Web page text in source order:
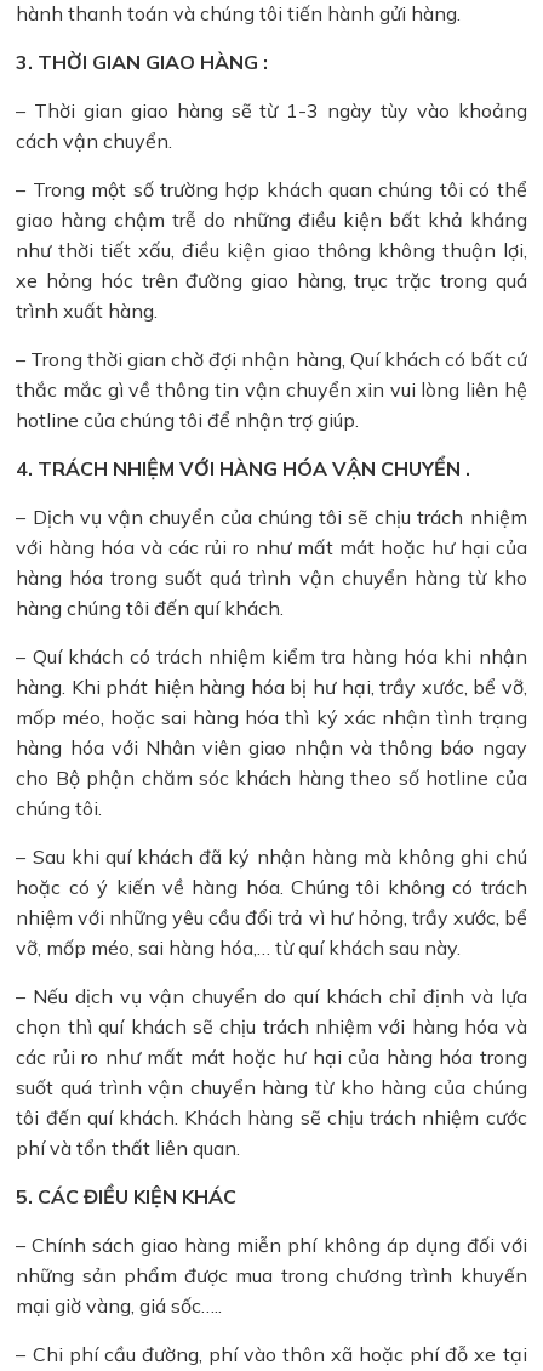
hành thanh toán và chúng tôi tiến hành gửi hàng.
3. THỜI GIAN GIAO HÀNG :
– Thời gian giao hàng sẽ từ 1-3 ngày tùy vào khoảng
cách vận chuyển.
– Trong một số trường hợp khách quan chúng tôi có thể
giao hàng chậm trễ do những điều kiện bất khả kháng
như thời tiết xấu, điều kiện giao thông không thuận lợi,
xe hỏng hóc trên đường giao hàng, trục trặc trong quá
trình xuất hàng.
– Trong thời gian chờ đợi nhận hàng, Quí khách có bất cứ
thắc mắc gì về thông tin vận chuyển xin vui lòng liên hệ
hotline của chúng tôi để nhận trợ giúp.
4. TRÁCH NHIỆM VỚI HÀNG HÓA VẬN CHUYỂN .
– Dịch vụ vận chuyển của chúng tôi sẽ chịu trách nhiệm
với hàng hóa và các rủi ro như mất mát hoặc hư hại của
hàng hóa trong suốt quá trình vận chuyển hàng từ kho
hàng chúng tôi đến quí khách.
– Quí khách có trách nhiệm kiểm tra hàng hóa khi nhận
hàng. Khi phát hiện hàng hóa bị hư hại, trầy xước, bể vỡ,
mốp méo, hoặc sai hàng hóa thì ký xác nhận tình trạng
hàng hóa với Nhân viên giao nhận và thông báo ngay
cho Bộ phận chăm sóc khách hàng theo số hotline của
chúng tôi.
– Sau khi quí khách đã ký nhận hàng mà không ghi chú
hoặc có ý kiến về hàng hóa. Chúng tôi không có trách
nhiệm với những yêu cầu đổi trả vì hư hỏng, trầy xước, bể
vỡ, mốp méo, sai hàng hóa,… từ quí khách sau này.
– Nếu dịch vụ vận chuyển do quí khách chỉ định và lựa
chọn thì quí khách sẽ chịu trách nhiệm với hàng hóa và
các rủi ro như mất mát hoặc hư hại của hàng hóa trong
suốt quá trình vận chuyển hàng từ kho hàng của chúng
tôi đến quí khách. Khách hàng sẽ chịu trách nhiệm cước
phí và tổn thất liên quan.
5. CÁC ĐIỀU KIỆN KHÁC
– Chính sách giao hàng miễn phí không áp dụng đối với
những sản phẩm được mua trong chương trình khuyến
mại giờ vàng, giá sốc…..
– Chi phí cầu đường, phí vào thôn xã hoặc phí đỗ xe tại